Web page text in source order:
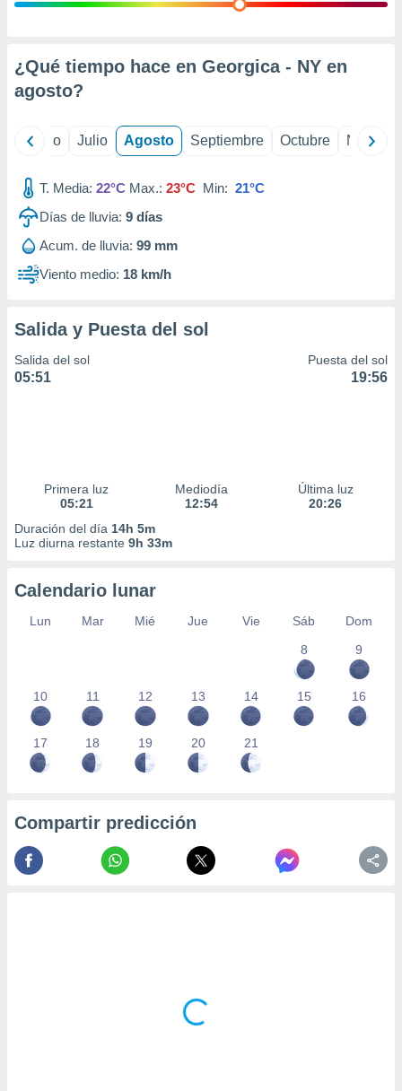
e
mediante
publicidad
de
1199
¿Qué tiempo hace en Georgica - NY en
agosto?
Junio Julio Agosto Septiembre Octubre
T. Media: 22°C Max.: 23°C Min: 21°C
Días de lluvia: 9 días
Acum. de lluvia: 99 mm
Viento medio: 18 km/h
Salida y Puesta del sol
Salida del sol
05:51
Puesta del sol
19:56
Primera luz
05:21
Mediodía
12:54
Última luz
20:26
Duración del día 14h 5m
Luz diurna restante 9h 33m
Calendario lunar
Lun Mar Mié Jue Vie Sáb
Dom
8
9
10 11 12 13 14 15 16
17 18 19 20 21
Compartir predicción